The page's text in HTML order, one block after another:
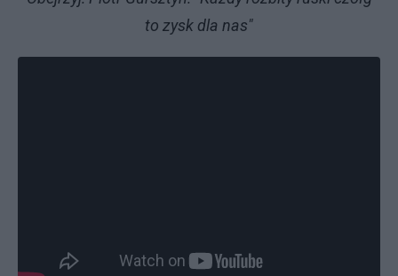
to zysk dla nas"